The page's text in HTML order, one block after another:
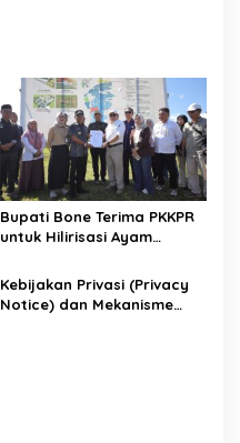
Bupati Bone Terima PKKPR
untuk Hilirisasi Ayam
Kebijakan Privasi (Privacy
Notice) dan Mekanisme